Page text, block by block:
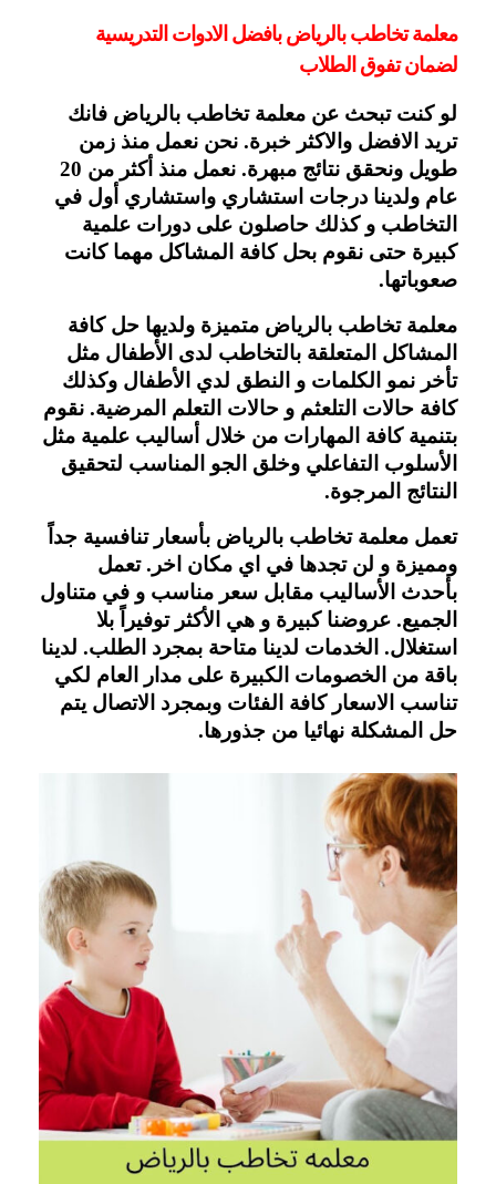
لضمان تفوق الطلاب
لو كنت تبحث عن معلمة تخاطب بالرياض فانك
تريد الافضل والاكثر خبرة. نحن نعمل منذ زمن
طويل ونحقق نتائج مبهرة. نعمل منذ أكثر من 20
عام ولدينا درجات استشاري واستشاري أول في
التخاطب و كذلك حاصلون على دورات علمية
كبيرة حتى نقوم بحل كافة المشاكل مهما كانت
صعوباتها.
معلمة تخاطب بالرياض متميزة ولديها حل كافة
المشاكل المتعلقة بالتخاطب لدى الأطفال مثل
تأخر نمو الكلمات و النطق لدي الأطفال وكذلك
كافة حالات التلعثم و حالات التعلم المرضية. نقوم
بتنمية كافة المهارات من خلال أساليب علمية مثل
الأسلوب التفاعلي وخلق الجو المناسب لتحقيق
النتائج المرجوة.
تعمل معلمة تخاطب بالرياض بأسعار تنافسية جداً
ومميزة و لن تجدها في اي مكان اخر. تعمل
بأحدث الأساليب مقابل سعر مناسب و في متناول
الجميع. عروضنا كبيرة و هي الأكثر توفيراً بلا
استغلال. الخدمات لدينا متاحة بمجرد الطلب. لدينا
باقة من الخصومات الكبيرة على مدار العام لكي
تناسب الاسعار كافة الفئات وبمجرد الاتصال يتم
حل المشكلة نهائيا من جذورها.